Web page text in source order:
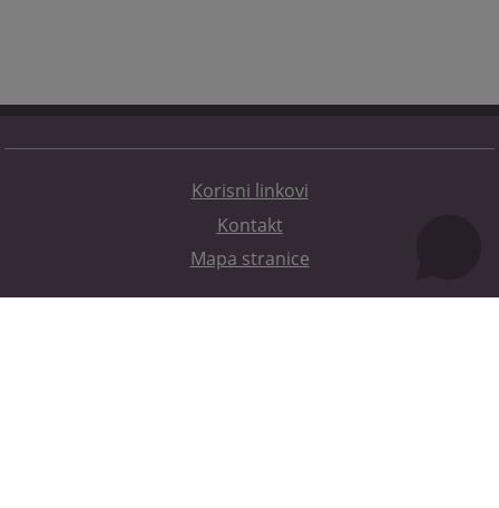
Korisni linkovi
Kontakt
Mapa stranice